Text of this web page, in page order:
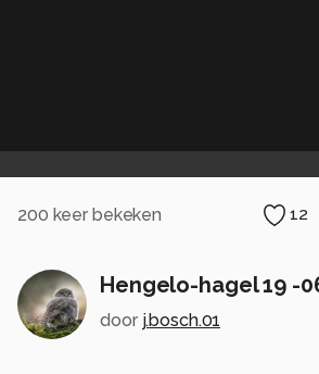
200 keer bekeken 12
Hengelo-hagel 19 -
door j.bosch.01